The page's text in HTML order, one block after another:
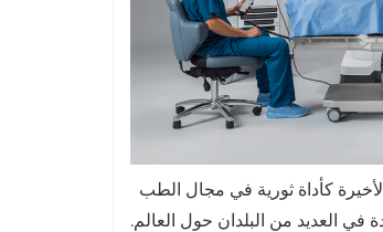
في العديد من البلدان حول العالم.